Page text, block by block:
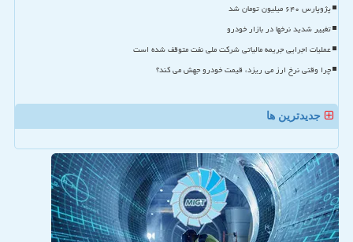
پژوپارس ۶۴۰ میلیون تومان شد
تغییر شدید نرخها در بازار خودرو
عملیات اجرایی جریمه مالیاتی شرکت ملی نفت متوقف شده است
چرا وقتی نرخ ارز می ریزد، قیمت خودرو جهش می کند؟
جدیدترین ها